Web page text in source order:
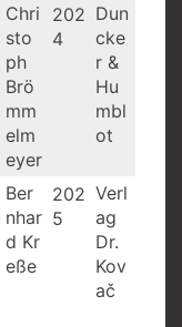
Chri
sto
ph
Brö
mm
elm
eyer
202
4
Dun
cke
r &
Hu
mbl
ot
Ber
nhar
d Kr
eße
202
5
Verl
ag
Dr.
Kov
ač